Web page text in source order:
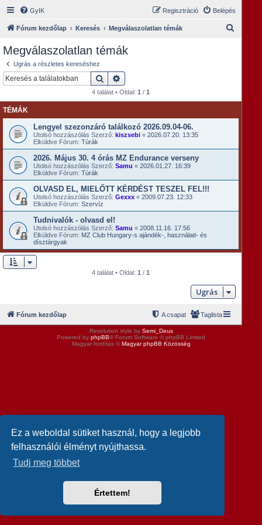
Ez a weboldal sütiket használ, hogy a legjobb
felhasználói élményt nyújthassa.
Tudj meg többet
Értettem!
GyIK Belépés
Regisztráció
Fórum kezdőlap Keresés Megválaszolatlan témák
Megválaszolatlan témák
Ugrás a részletes kereséshez
Keresés
4 találat • Oldal:1 /1
TÉMÁK
Lengyel szezonzáró találkozó 2026.09.04-06.
Utolsó hozzászólás Szerző: kiszsebi « 2026.07.20. 13:35
Elküldve Fórum: Túrák
2026. Május 30. 4 órás MZ Endurance verseny
Utolsó hozzászólás Szerző: Samu « 2026.01.27. 16:39
Elküldve Fórum: Túrák
OLVASD EL, MIELŐTT KÉRDÉST TESZEL FEL!!!
Utolsó hozzászólás Szerző: Gexxx « 2009.07.23. 12:33
Elküldve Fórum: Szervíz
Tudnivalók - olvasd el!
Utolsó hozzászólás Szerző: Samu « 2008.11.16. 17:56
Elküldve Fórum: MZ Club Hungary-s ajándék-, használati- és
dísztárgyak
4 találat • Oldal:1 /1
Ugrás
Fórum kezdőlap Taglista
A csapat
Revolution style by Semi_Deus
Powered by phpBB® Forum Software © phpBB Limited
Magyar fordítás ©Magyar phpBB Közösség